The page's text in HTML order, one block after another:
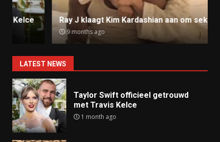
Ray J klaagt Kim Kardashian aan om sekstape
9 months ago
LATEST NEWS
Taylor Swift officieel getrouwd
met Travis Kelce
1 month ago